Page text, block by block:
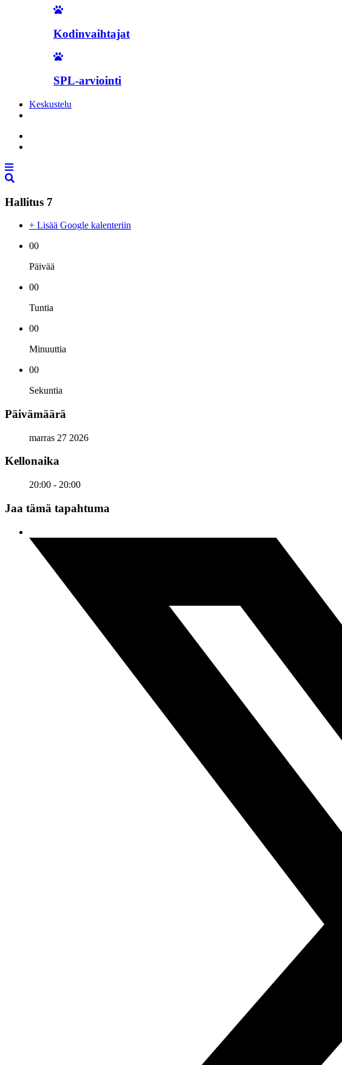
Kodinvaihtajat
SPL-arviointi
Keskustelu
Hallitus 7
+ Lisää Google kalenteriin
00
Päivää
00
Tuntia
00
Minuuttia
00
Sekuntia
Päivämäärä
marras 27 2026
Kellonaika
20:00 - 20:00
Jaa tämä tapahtuma